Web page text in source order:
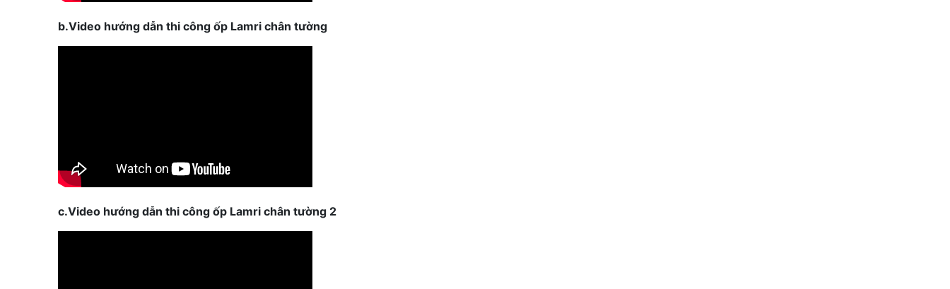
b.Video hướng dẫn thi công ốp Lamri chân tường
c.Video hướng dẫn thi công ốp Lamri chân tường 2